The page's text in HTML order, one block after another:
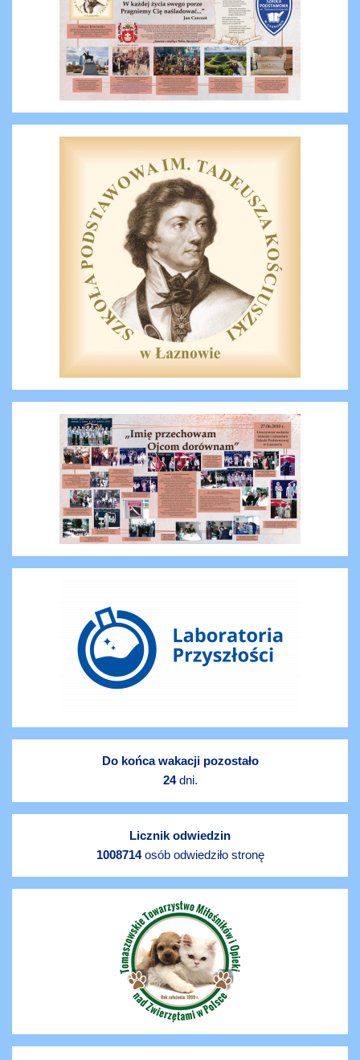
Do końca wakacji pozostało
24dni.
Licznik odwiedzin
1008714osób odwiedziło stronę